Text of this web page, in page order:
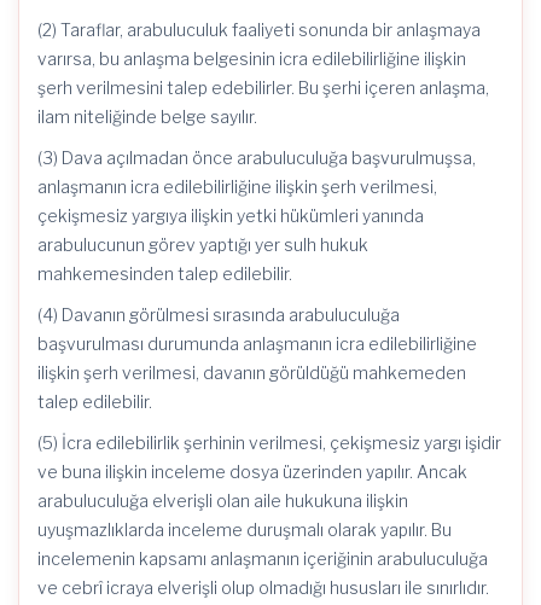
(2) Taraflar, arabuluculuk faaliyeti sonunda bir anlaşmaya
varırsa, bu anlaşma belgesinin icra edilebilirliğine ilişkin
şerh verilmesini talep edebilirler. Bu şerhi içeren anlaşma,
ilam niteliğinde belge sayılır.
(3) Dava açılmadan önce arabuluculuğa başvurulmuşsa,
anlaşmanın icra edilebilirliğine ilişkin şerh verilmesi,
çekişmesiz yargıya ilişkin yetki hükümleri yanında
arabulucunun görev yaptığı yer sulh hukuk
mahkemesinden talep edilebilir.
(4) Davanın görülmesi sırasında arabuluculuğa
başvurulması durumunda anlaşmanın icra edilebilirliğine
ilişkin şerh verilmesi, davanın görüldüğü mahkemeden
talep edilebilir.
(5) İcra edilebilirlik şerhinin verilmesi, çekişmesiz yargı işidir
ve buna ilişkin inceleme dosya üzerinden yapılır. Ancak
arabuluculuğa elverişli olan aile hukukuna ilişkin
uyuşmazlıklarda inceleme duruşmalı olarak yapılır. Bu
incelemenin kapsamı anlaşmanın içeriğinin arabuluculuğa
ve cebrî icraya elverişli olup olmadığı hususları ile sınırlıdır.